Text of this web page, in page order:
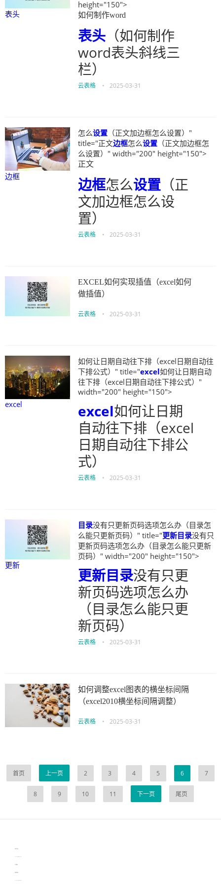
表头
height="150">
如何制作word
表头 （如何制作
word表头斜线三
栏）
云表格 • 2025-03-31
边框
怎么设置 （正文加边框怎么设置）"
title="正文边框怎么设置 （正文加边框怎
么设置）" width="200" height="150">
正文
边框怎么设置 （正
文加边框怎么设
置）
云表格 • 2025-03-31
EXCEL如何实现插值（excel如何
做插值）
云表格 • 2025-03-31
excel
如何让日期自动往下排（excel日期自动往
下排公式）" title="excel如何让日期自动
往下排（excel日期自动往下排公式）"
width="200" height="150">
excel如何让日期
自动往下排（excel
日期自动往下排公
式）
云表格 • 2025-03-31
更新
目录没有只更新页码选项怎么办（目录怎
么能只更新页码）" title="更新目录没有只
更新页码选项怎么办（目录怎么能只更新
页码）" width="200" height="150">
更新目录没有只更
新页码选项怎么办
（目录怎么能只更
新页码）
云表格 • 2025-03-31
如何调整excel图表的横坐标间隔
（excel2010横坐标间隔调整）
云表格 • 2025-03-31
首页 上一页 2 3 4 5 6 7
8 9 10 11 下一页 尾页